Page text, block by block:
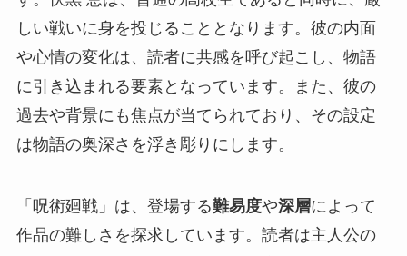
しい戦いに身を投じることとなります。彼の内面
や心情の変化は、読者に共感を呼び起こし、物語
に引き込まれる要素となっています。また、彼の
過去や背景にも焦点が当てられており、その設定
は物語の奥深さを浮き彫りにします。
「呪術廻戦」は、登場する難易度や深層によって
作品の難しさを探求しています。読者は主人公の